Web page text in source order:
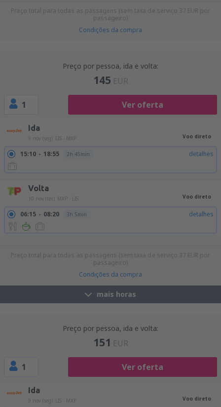
Preço total para todas as passagens (sem taxa de serviço 37 EUR por
passageiro)
Condições da compra
Preço por pessoa, ida e volta:
145 EUR
1 Ver oferta
Ida
9 nov (seg) LIS - MXP Voo direto
15:10 18:55 2h 45min detalhes
Volta
10 nov (ter) MXP - LIS Voo direto
06:15 08:20 3h 5min detalhes
Preço total para todas as passagens (sem taxa de serviço 37 EUR por
passageiro)
Condições da compra
mais horas
Preço por pessoa, ida e volta:
151 EUR
1 Ver oferta
Ida
9 nov (seg) LIS - MXP Voo direto